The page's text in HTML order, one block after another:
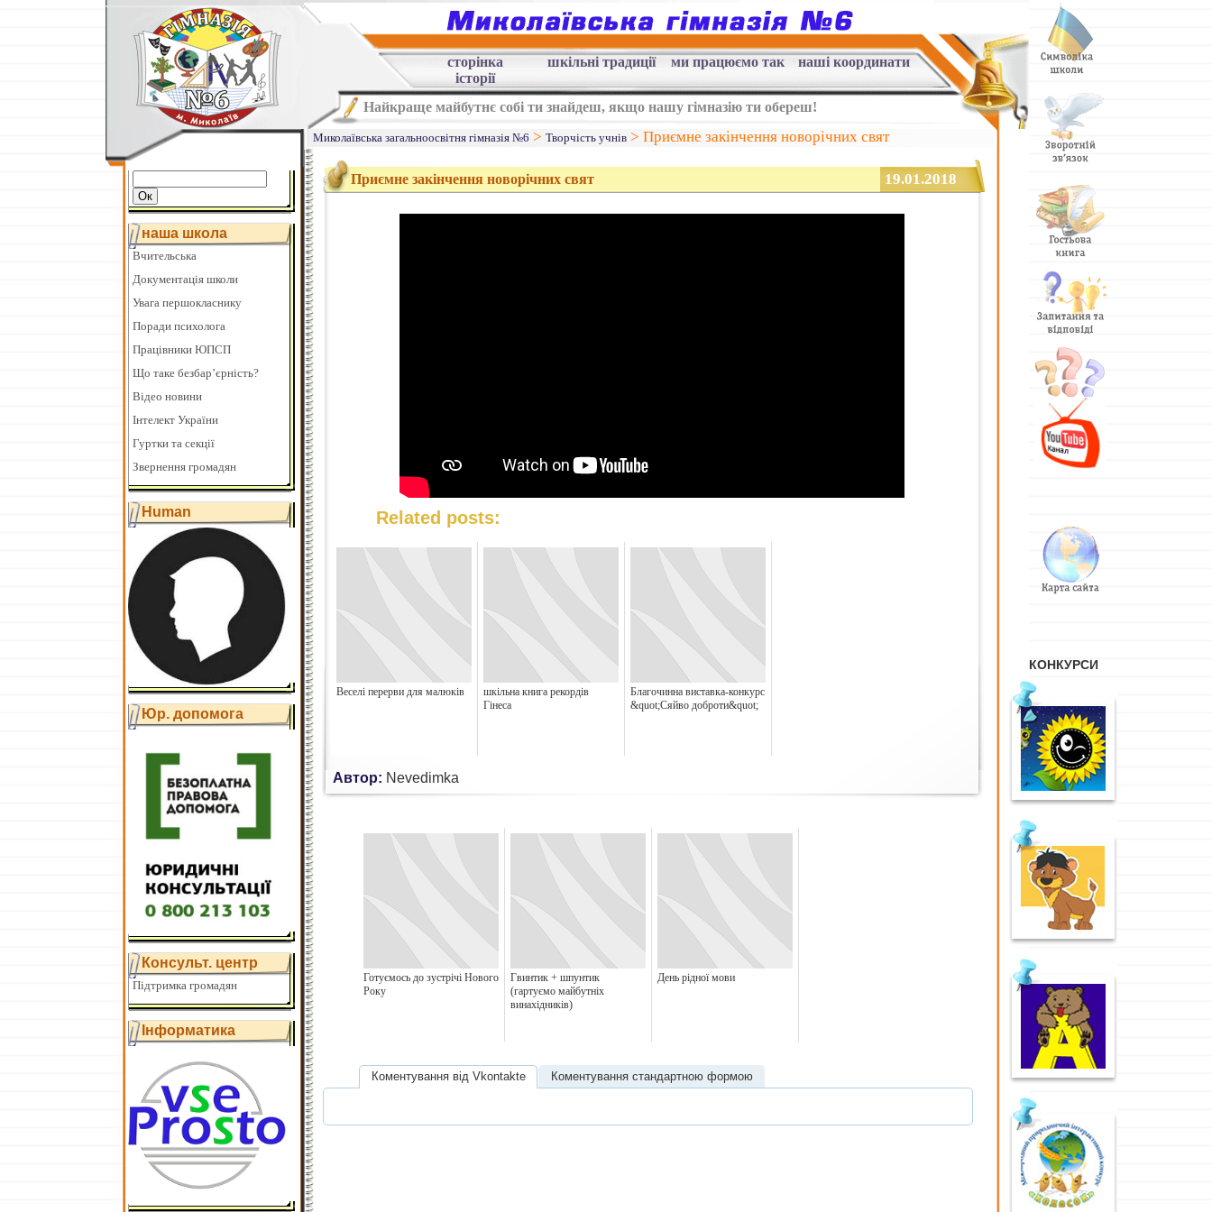
КОНКУРСИ
сторінка
історії
шкільні традиції ми працюємо так наші координати
Найкраще майбутнє собі ти знайдеш, якщо нашу гімназію ти обереш!
наша школа
Вчительська
Документація школи
Увага першокласнику
Поради психолога
Працівники ЮПСП
Що таке безбар’єрність?
Відео новини
Інтелект України
Гуртки та секції
Звернення громадян
Human
Юр. допомога
Консульт. центр
Підтримка громадян
Інформатика
Миколаївська загальноосвітня гімназія №6 > Творчість учнів > Приємне закінчення новорічних свят
Приємне закінчення новорічних свят 19.01.2018
Related posts:
Веселі перерви для малюків
шкільна книга рекордів
Гінеса
Благочинна виставка-конкурс
&quot;Сяйво доброти&quot;
Автор: Nevedimka
Готуємось до зустрічі Нового
Року
Гвинтик + шпунтик
(гартуємо майбутніх
винахідників)
День рідної мови
Коментування від Vkontakte Коментування стандартною формою